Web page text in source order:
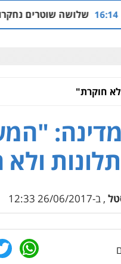
נחקרו בחשד למתן
חוקרת"
, ב-26/06/2017 12:33